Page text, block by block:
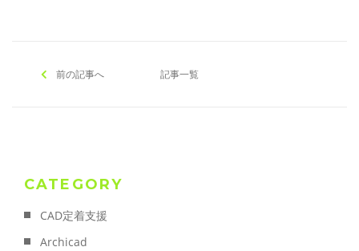
前の記事へ 記事一覧
CATEGORY
CAD定着支援
Archicad